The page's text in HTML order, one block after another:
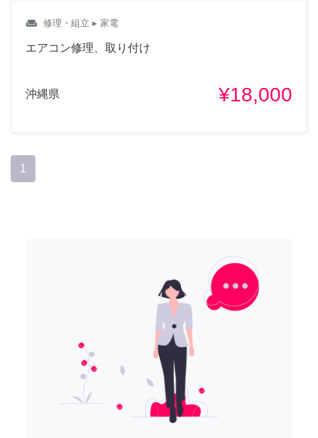
weekend 修理・組立 ▸ 家電
エアコン修理、取り付け
沖縄県 ¥18,000
1